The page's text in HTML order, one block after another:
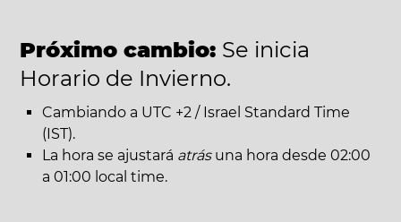
Próximo cambio: Se inicia
Horario de Invierno.
Cambiando a UTC +2 / Israel Standard Time
(IST).
La hora se ajustará atrásuna hora desde 02:00
a 01:00 local time.